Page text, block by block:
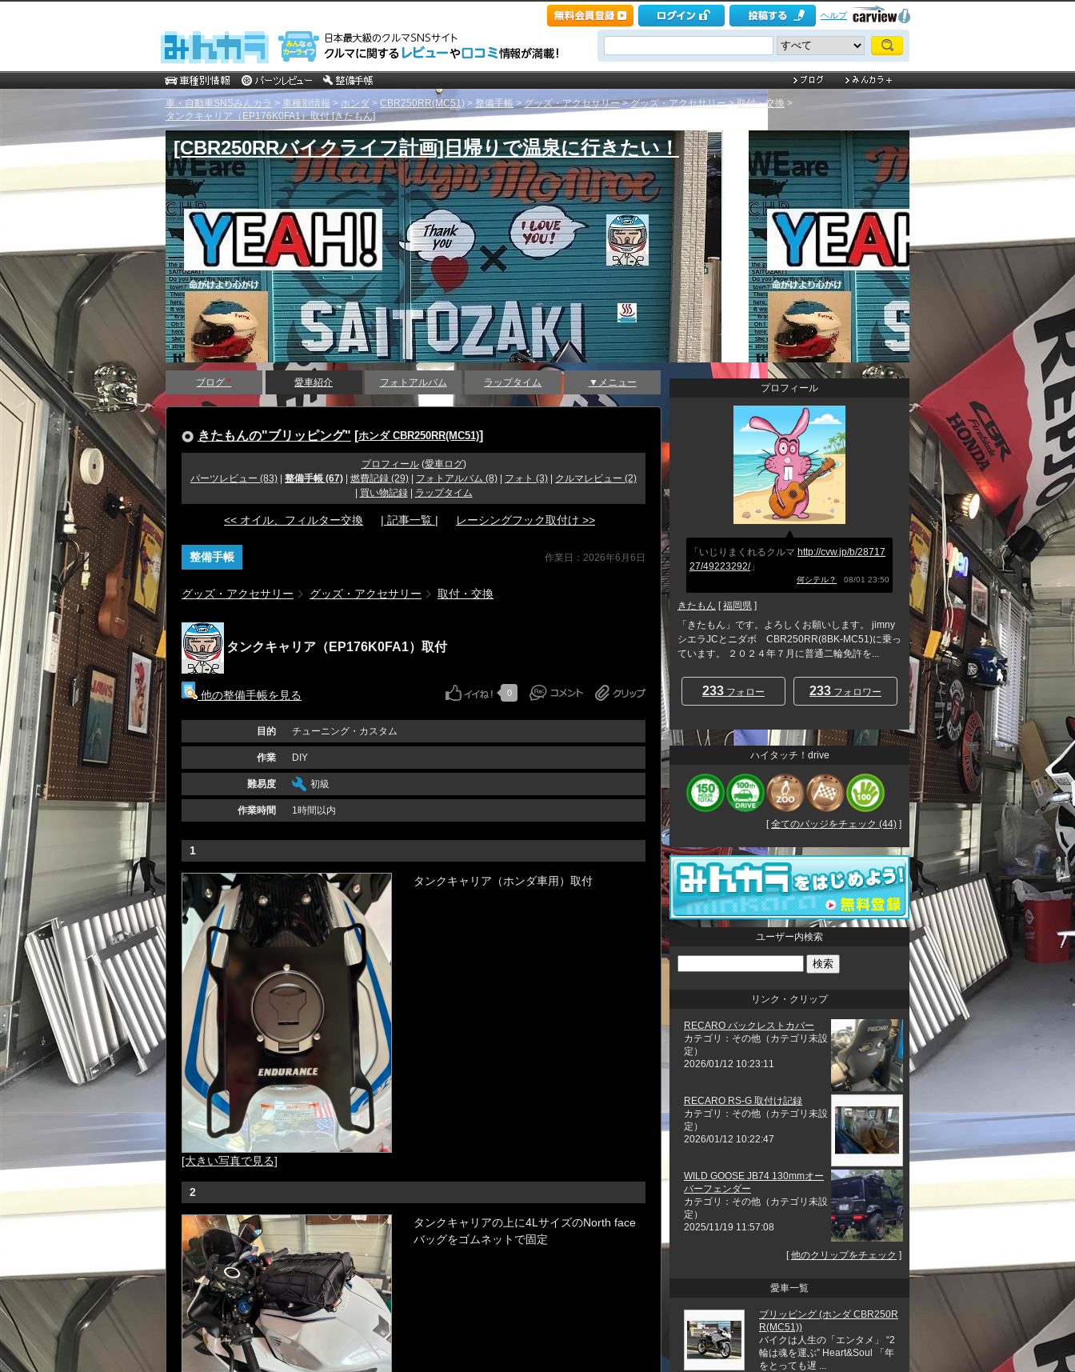
ヘルプ
車・自動車SNSみんカラ > 車種別情報 > ホンダ > CBR250RR(MC51) > 整備手帳>グッズ・アクセサリー>グッズ・アクセサリー>取付・交換 >
タンクキャリア（EP176K0FA1）取付 [きたもん]
[CBR250RRバイクライフ計画]日帰りで温泉に行きたい！
ブログ * 愛車紹介 フォトアルバム ラップタイム ▼メニュー
きたもんの"ブリッピング" [ホンダ CBR250RR(MC51)]
プロフィール(愛車ログ)
パーツレビュー (83)
整備手帳 (67) 燃費記録 (29) フォトアルバム (8) フォト (3)
クルマレビュー (2)
買い物記録| ラップタイム
<< オイル、フィルター交換 | 記事一覧 | レーシングフック取付け >>
整備手帳 作業日：2026年6月6日
グッズ・アクセサリー グッズ・アクセサリー 取付・交換
タンクキャリア（EP176K0FA1）取付
他の整備手帳を見る 0
目的 チューニング・カスタム
作業 DIY
難易度 初級
作業時間 1時間以内
1
[大きい写真で見る]
タンクキャリア（ホンダ車用）取付
2
タンクキャリアの上に4LサイズのNorth face
バッグをゴムネットで固定
プロフィール
「いじりまくれるクルマ http://cvw.jp/b/28717
27/49223292/」
何シテル？ 08/01 23:50
きたもん [福岡県 ]
「きたもん」です。よろしくお願いします。 jimny
シエラJCとニダボ CBR250RR(8BK-MC51)に乗っ
ています。 ２０２４年７月に普通二輪免許を...
233 フォロー 233 フォロワー
ハイタッチ！drive
[全てのバッジをチェック (44) ]
ユーザー内検索
リンク・クリップ
RECARO バックレストカバー
カテゴリ：その他（カテゴリ未設
定）
2026/01/12 10:23:11
RECARO RS-G 取付け記録
カテゴリ：その他（カテゴリ未設
定）
2026/01/12 10:22:47
WILD GOOSE JB74 130mmオー
バーフェンダー
カテゴリ：その他（カテゴリ未設
定）
2025/11/19 11:57:08
[他のクリップをチェック ]
愛車一覧
ブリッピング (ホンダ CBR250R
R(MC51))
バイクは人生の「エンタメ」 “2
輪は魂を運ぶ” Heart&Soul 「年
をとっても遅 ...